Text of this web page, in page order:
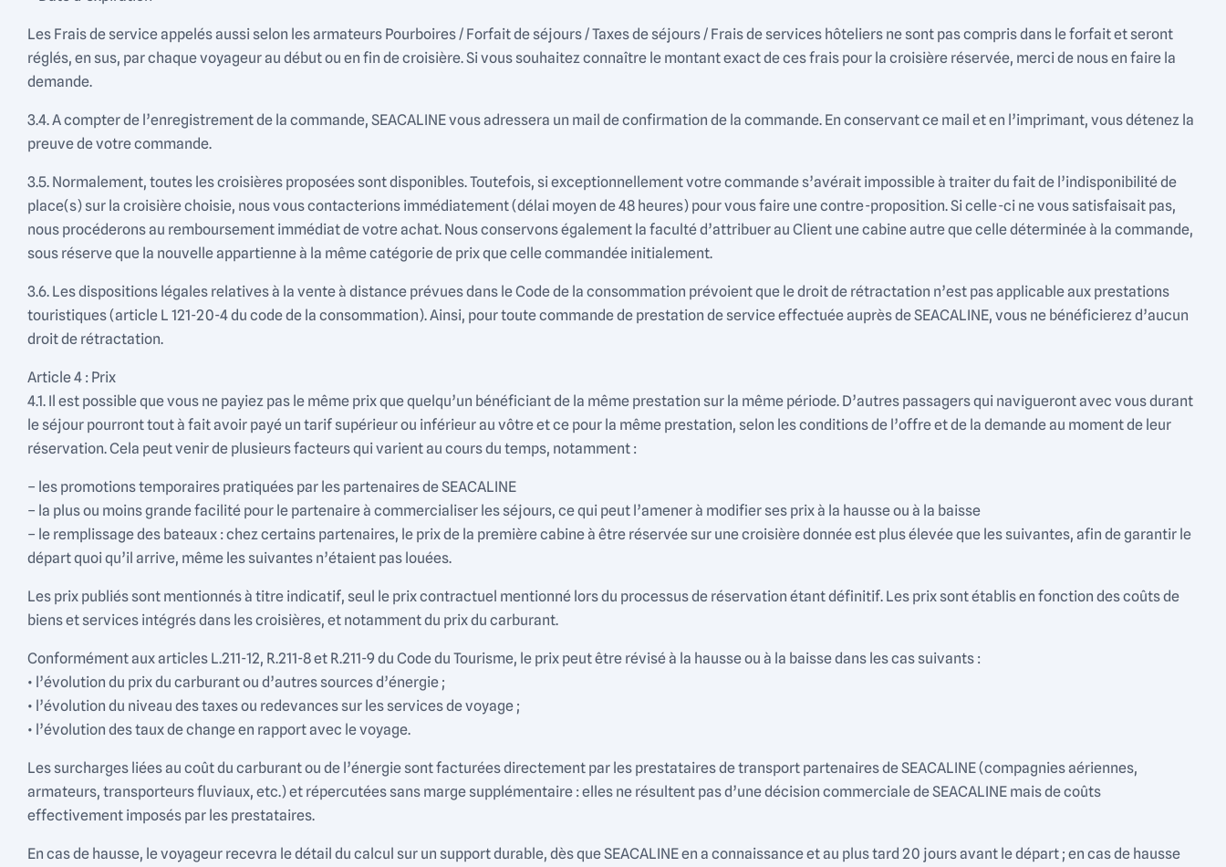
Les Frais de service appelés aussi selon les armateurs Pourboires / Forfait de séjours / Taxes de séjours / Frais de services hôteliers ne sont pas compris dans le forfait et seront
réglés, en sus, par chaque voyageur au début ou en fin de croisière. Si vous souhaitez connaître le montant exact de ces frais pour la croisière réservée, merci de nous en faire la
demande.
3.4. A compter de l’enregistrement de la commande, SEACALINE vous adressera un mail de confirmation de la commande. En conservant ce mail et en l’imprimant, vous détenez la
preuve de votre commande.
3.5. Normalement, toutes les croisières proposées sont disponibles. Toutefois, si exceptionnellement votre commande s’avérait impossible à traiter du fait de l’indisponibilité de
place(s) sur la croisière choisie, nous vous contacterions immédiatement (délai moyen de 48 heures) pour vous faire une contre-proposition. Si celle-ci ne vous satisfaisait pas,
nous procéderons au remboursement immédiat de votre achat. Nous conservons également la faculté d’attribuer au Client une cabine autre que celle déterminée à la commande,
sous réserve que la nouvelle appartienne à la même catégorie de prix que celle commandée initialement.
3.6. Les dispositions légales relatives à la vente à distance prévues dans le Code de la consommation prévoient que le droit de rétractation n’est pas applicable aux prestations
touristiques (article L 121-20-4 du code de la consommation). Ainsi, pour toute commande de prestation de service effectuée auprès de SEACALINE, vous ne bénéficierez d’aucun
droit de rétractation.
Article 4 : Prix
4.1. Il est possible que vous ne payiez pas le même prix que quelqu’un bénéficiant de la même prestation sur la même période. D’autres passagers qui navigueront avec vous durant
le séjour pourront tout à fait avoir payé un tarif supérieur ou inférieur au vôtre et ce pour la même prestation, selon les conditions de l’offre et de la demande au moment de leur
réservation. Cela peut venir de plusieurs facteurs qui varient au cours du temps, notamment :
– les promotions temporaires pratiquées par les partenaires de SEACALINE
– la plus ou moins grande facilité pour le partenaire à commercialiser les séjours, ce qui peut l’amener à modifier ses prix à la hausse ou à la baisse
– le remplissage des bateaux : chez certains partenaires, le prix de la première cabine à être réservée sur une croisière donnée est plus élevée que les suivantes, afin de garantir le
départ quoi qu’il arrive, même les suivantes n’étaient pas louées.
Les prix publiés sont mentionnés à titre indicatif, seul le prix contractuel mentionné lors du processus de réservation étant définitif. Les prix sont établis en fonction des coûts de
biens et services intégrés dans les croisières, et notamment du prix du carburant.
Conformément aux articles L.211-12, R.211-8 et R.211-9 du Code du Tourisme, le prix peut être révisé à la hausse ou à la baisse dans les cas suivants :
• l’évolution du prix du carburant ou d’autres sources d’énergie ;
• l’évolution du niveau des taxes ou redevances sur les services de voyage ;
• l’évolution des taux de change en rapport avec le voyage.
Les surcharges liées au coût du carburant ou de l’énergie sont facturées directement par les prestataires de transport partenaires de SEACALINE (compagnies aériennes,
armateurs, transporteurs fluviaux, etc.) et répercutées sans marge supplémentaire : elles ne résultent pas d’une décision commerciale de SEACALINE mais de coûts
effectivement imposés par les prestataires.
En cas de hausse, le voyageur recevra le détail du calcul sur un support durable, dès que SEACALINE en a connaissance et au plus tard 20 jours avant le départ ; en cas de hausse